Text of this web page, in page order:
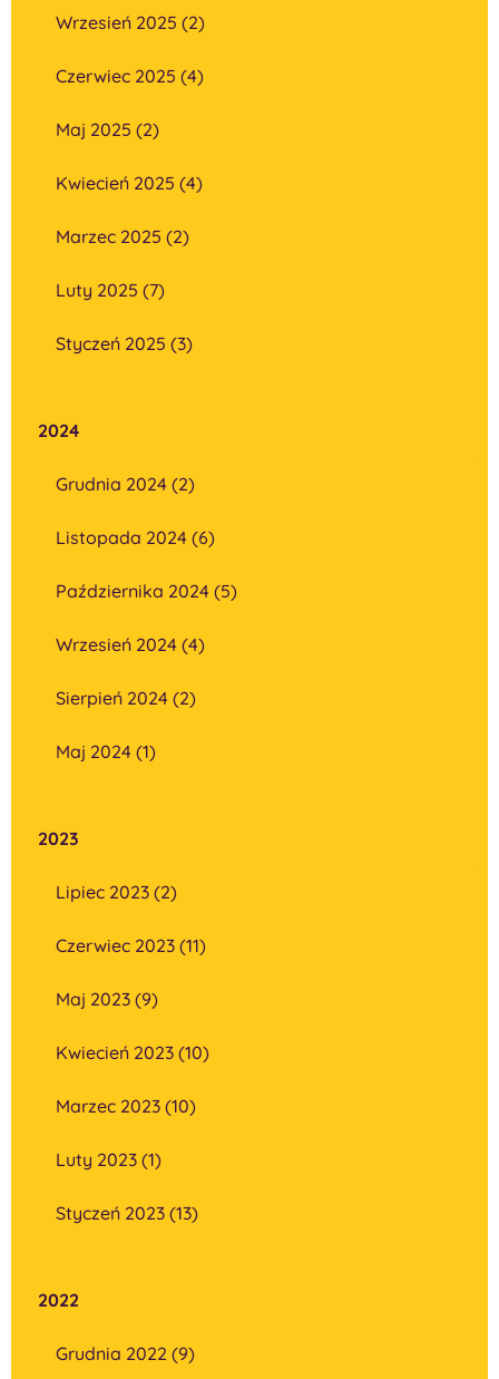
Wrzesień 2025 (2)
Czerwiec 2025 (4)
Maj 2025 (2)
Kwiecień 2025 (4)
Marzec 2025 (2)
Luty 2025 (7)
Styczeń 2025 (3)
2024
Grudnia 2024 (2)
Listopada 2024 (6)
Października 2024 (5)
Wrzesień 2024 (4)
Sierpień 2024 (2)
Maj 2024 (1)
2023
Lipiec 2023 (2)
Czerwiec 2023 (11)
Maj 2023 (9)
Kwiecień 2023 (10)
Marzec 2023 (10)
Luty 2023 (1)
Styczeń 2023 (13)
2022
Grudnia 2022 (9)